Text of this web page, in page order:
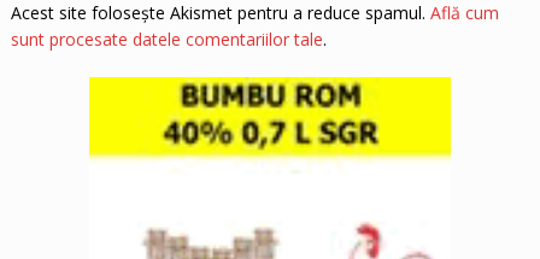
Acest site folosește Akismet pentru a reduce spamul. Află cum
sunt procesate datele comentariilor tale.